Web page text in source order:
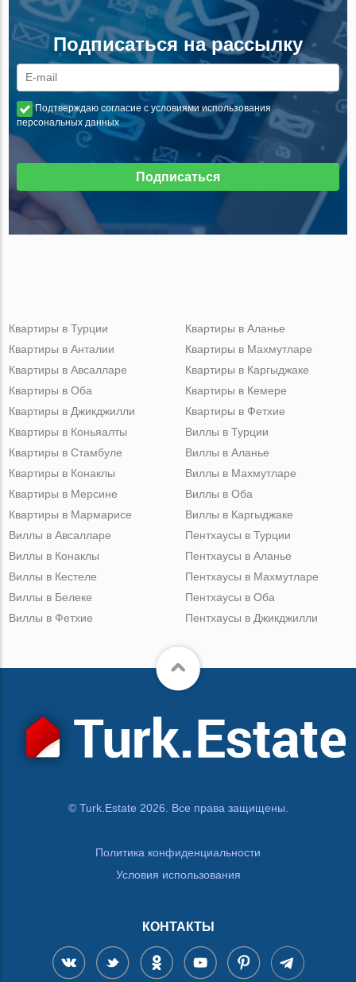
Подписаться на рассылку
Подтверждаю согласие с условиями использования
персональных данных
Подписаться
Квартиры в Турции
Квартиры в Анталии
Квартиры в Авсалларе
Квартиры в Оба
Квартиры в Джикджилли
Квартиры в Аланье
Квартиры в Махмутларе
Квартиры в Каргыджаке
Квартиры в Кемере
Квартиры в Фетхие
Квартиры в Коньяалты
Квартиры в Стамбуле
Квартиры в Конаклы
Квартиры в Мерсине
Квартиры в Мармарисе
Виллы в Турции
Виллы в Аланье
Виллы в Махмутларе
Виллы в Оба
Виллы в Каргыджаке
Виллы в Авсалларе
Виллы в Конаклы
Виллы в Кестеле
Виллы в Белеке
Виллы в Фетхие
Пентхаусы в Турции
Пентхаусы в Аланье
Пентхаусы в Махмутларе
Пентхаусы в Оба
Пентхаусы в Джикджилли
© Turk.Estate 2026. Все права защищены.
Политика конфиденциальности
Условия использования
КОНТАКТЫ